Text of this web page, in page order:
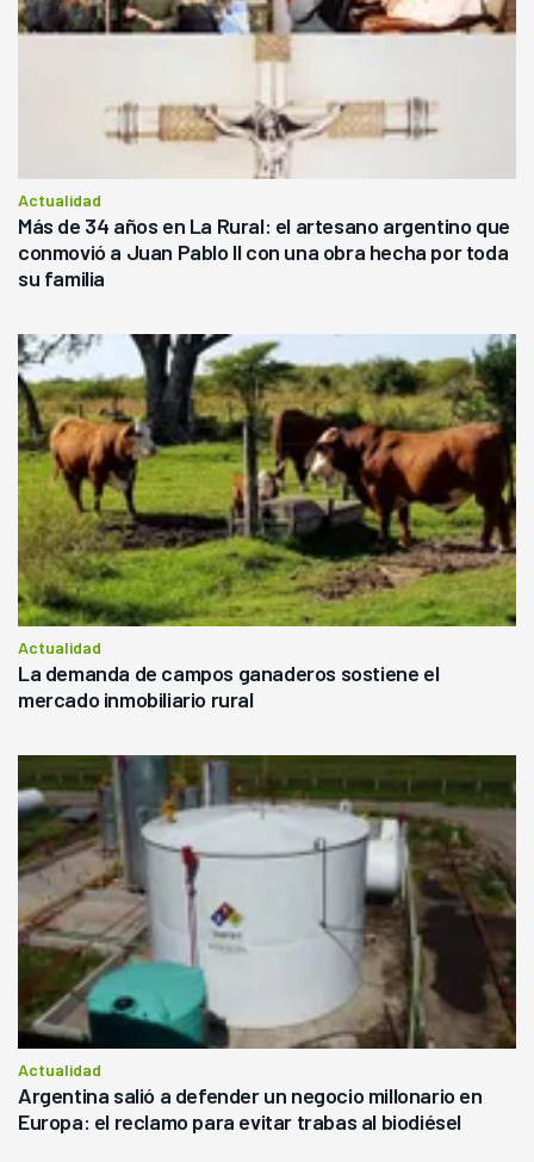
Actualidad
Más de 34 años en La Rural: el artesano argentino que
conmovió a Juan Pablo II con una obra hecha por toda
su familia
Actualidad
La demanda de campos ganaderos sostiene el
mercado inmobiliario rural
Actualidad
Argentina salió a defender un negocio millonario en
Europa: el reclamo para evitar trabas al biodiésel